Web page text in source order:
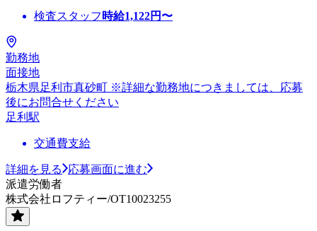
検査スタッフ 時給1,122円〜
勤務地
面接地
栃木県足利市真砂町 ※詳細な勤務地につきましては、応募
後にお問合せください
足利駅
交通費支給
詳細を見る
応募画面に進む
派遣労働者
株式会社ロフティー/OT10023255